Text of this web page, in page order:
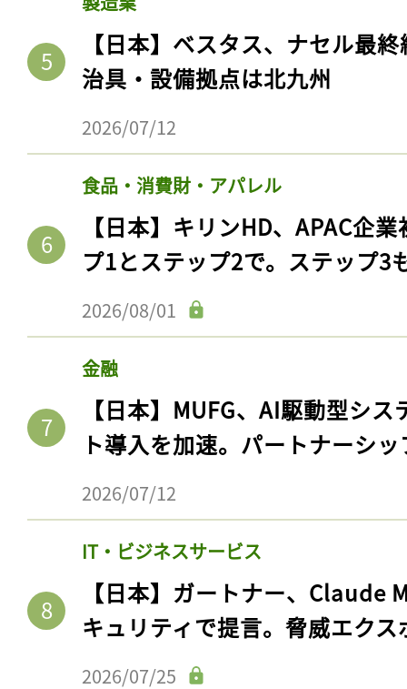
【日本】ベスタス、ナセル最
治具・設備拠点は北九州
2026/07/12
食品・消費財・アパレル
【日本】キリンHD、APAC企
プ1とステップ2で。ステップ3
2026/08/01
金融
【日本】MUFG、AI駆動型シ
ト導入を加速。パートナーシ
2026/07/12
IT・ビジネスサービス
【日本】ガートナー、Claude
キュリティで提言。脅威エク
2026/07/25